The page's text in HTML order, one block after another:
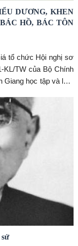
DƯƠNG, KHEN
HỒ, BÁC TÔN
tổ chức Hội nghị sơ
KL/TW của Bộ Chính
học tập và làm
tốt trách nhiệm nêu
không dám làm”;
thể tiêu biểu trong
sử